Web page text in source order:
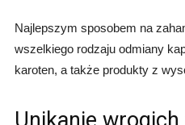
Najlepszym sposobem na
wszelkiego rodzaju odmiany
karoten, a także produkty z